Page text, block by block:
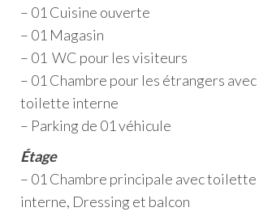
– 01 Cuisine ouverte
– 01 Magasin
– 01 WC pour les visiteurs
– 01 Chambre pour les étrangers avec
toilette interne
– Parking de 01 véhicule
Étage
– 01 Chambre principale avec toilette
interne, Dressing et balcon